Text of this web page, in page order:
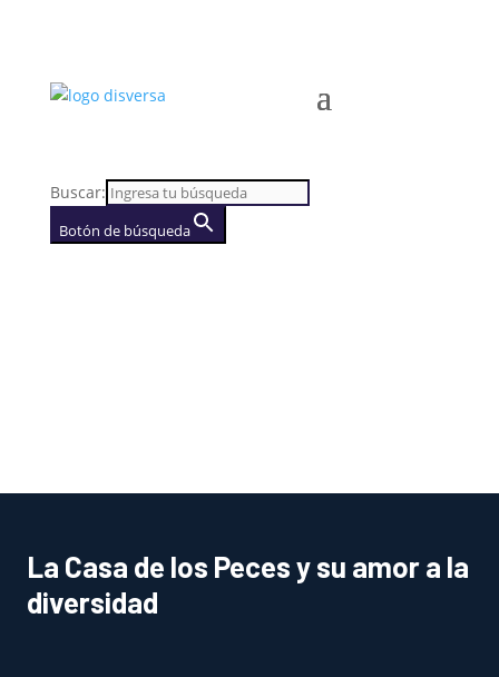
Buscar:
Botón de búsqueda
La Casa de los Peces y su amor a la
diversidad